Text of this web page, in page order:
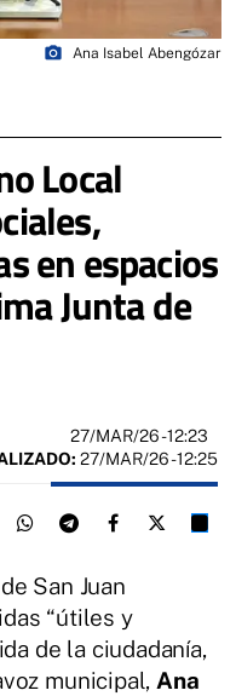
Local
en espacios
Junta de
photo_camera Ana Isabel Abengózar
27/MAR/26- 12:23
27/MAR/26 - 12:25
San Juan
“útiles y
de la ciudadanía,
municipal, Ana